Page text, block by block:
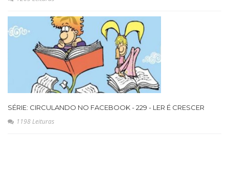
SÉRIE: CIRCULANDO NO FACEBOOK - 229 - LER É CRESCER
1198 Leituras